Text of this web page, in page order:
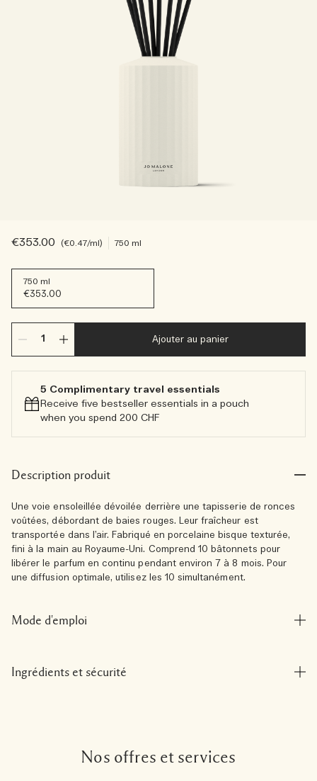
€353.00 €0.47/ml 750 ml
750 ml
€353.00
Ajouter au panier
5 Complimentary travel essentials​
Receive five bestseller essentials in a pouch
when you spend 200 CHF
Description produit
Une voie ensoleillée dévoilée derrière une tapisserie de ronces
voûtées, débordant de baies rouges. Leur fraîcheur est
transportée dans l’air. Fabriqué en porcelaine bisque texturée,
fini à la main au Royaume-Uni. Comprend 10 bâtonnets pour
libérer le parfum en continu pendant environ 7 à 8 mois. Pour
une diffusion optimale, utilisez les 10 simultanément.
Mode d'emploi
Ingrédients et sécurité
Nos offres et services